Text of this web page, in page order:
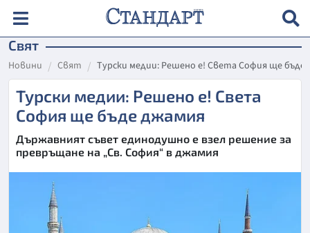
Свят
Новини Свят Турски медии: Решено е! Света София ще бъде
Турски медии: Решено е! Света
София ще бъде джамия
Държавният съвет единодушно е взел решение за
превръщане на „Св. София“ в джамия